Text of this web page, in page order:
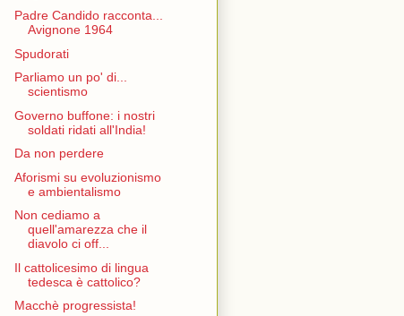
Padre Candido racconta...
Avignone 1964
Spudorati
Parliamo un po' di...
scientismo
Governo buffone: i nostri
soldati ridati all'India!
Da non perdere
Aforismi su evoluzionismo
e ambientalismo
Non cediamo a
quell'amarezza che il
diavolo ci off...
Il cattolicesimo di lingua
tedesca è cattolico?
Macchè progressista!